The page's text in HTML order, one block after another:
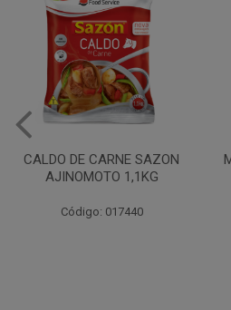
MOLHO DE TOMATE PIZZA
BONARE 1,7KG
Código: 049936